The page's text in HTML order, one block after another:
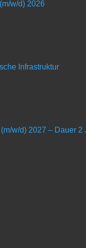
w/d) 2026
Infrastruktur
w/d) 2027 – Dauer 2
geben wir dir
wir sagen: